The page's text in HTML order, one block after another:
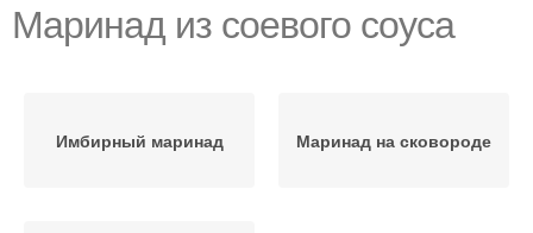
Маринад из соевого соуса
Имбирный маринад Маринад на сковороде